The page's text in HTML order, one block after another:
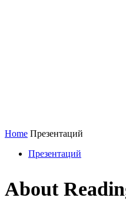
Home Презентаций
Презентаций
About